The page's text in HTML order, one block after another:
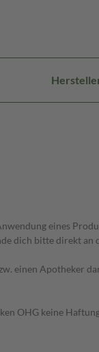
eines
dich bitte direkt an
einen Apotheker
OHG keine